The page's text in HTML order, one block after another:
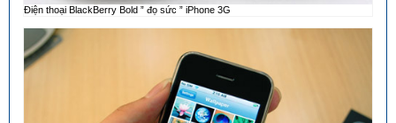
Điện thoại BlackBerry Bold ” đọ sức ” iPhone 3G